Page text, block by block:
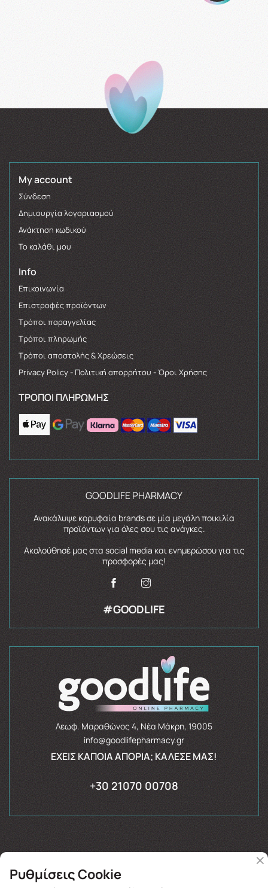
My account
Σύνδεση
Δημιουργία λογαριασμού
Ανάκτηση κωδικού
Το καλάθι μου
Info
Επικοινωνία
Επιστροφές προϊόντων
Τρόποι παραγγελίας
Τρόποι πληρωμής
Τρόποι αποστολής & Χρεώσεις
Privacy Policy - Πολιτική απορρήτου - Όροι Χρήσης
ΤΡΌΠΟΙ ΠΛΗΡΩΜΉΣ
GOODLIFE PHARMACY
Ανακάλυψε κορυφαία brands σε μία μεγάλη ποικιλία
προϊόντων για όλες σου τις ανάγκες.
Ακολούθησέ μας στα social media και ενημερώσου για τις
προσφορές μας!
#GOODLIFE
Λεωφ. Μαραθώνος 4, Νέα Μάκρη, 19005
info@goodlifepharmacy.gr
ΈΧΕΙΣ ΚΆΠΟΙΑ ΑΠΟΡΊΑ; ΚΆΛΕΣΈ ΜΑΣ!
+30 21070 00708
Copyright © 2026
Ρυθμίσεις Cookie